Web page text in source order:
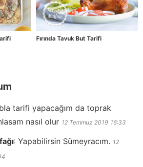
Fırında Tavuk But Tarifi
tarifi yapacağım da toprak
nasıl olur 12 Temmuz 2019 16:33
: Yapabilirsin Sümeyracım. 12